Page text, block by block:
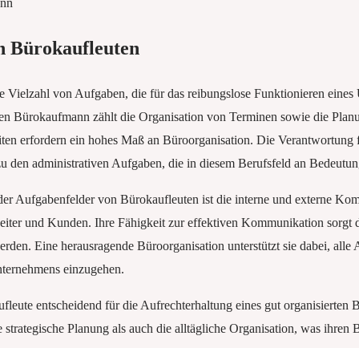
Bürokaufleuten
Vielzahl von Aufgaben, die für das reibungslose Funktionieren eines
Bürokaufmann zählt die Organisation von Terminen sowie die
erfordern ein hohes Maß an Büroorganisation. Die
den administrativen Aufgaben, die in diesem Berufsfeld an
Aufgabenfelder von Bürokaufleuten ist die interne und externe
und Kunden. Ihre Fähigkeit zur effektiven Kommunikation sorgt
Eine herausragende Büroorganisation unterstützt sie dabei, alle
einzugehen.
entscheidend für die Aufrechterhaltung eines gut organisierten
Planung als auch die alltägliche Organisation, was ihren